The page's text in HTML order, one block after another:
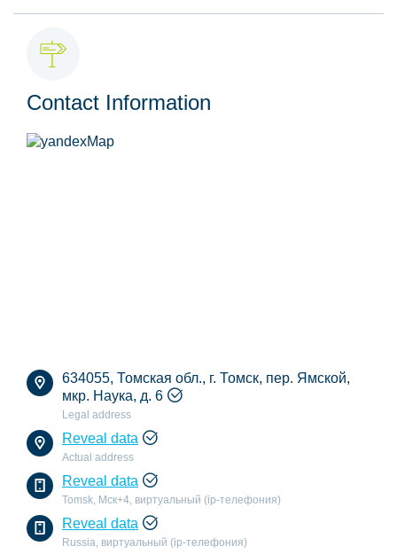
Contact Information
634055, Томская обл., г. Томск, пер. Ямской,
мкр. Наука, д. 6
Legal address
Reveal data
Actual address
Reveal data
Tomsk, Мск+4, виртуальный (ip-телефония)
Reveal data
Russia, виртуальный (ip-телефония)